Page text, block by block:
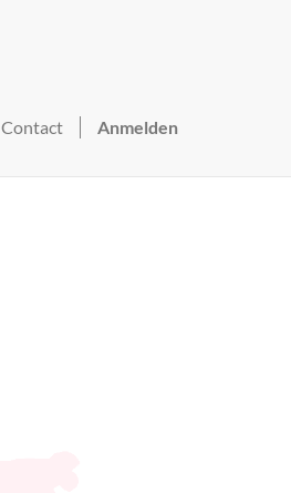
Contact Anmelden